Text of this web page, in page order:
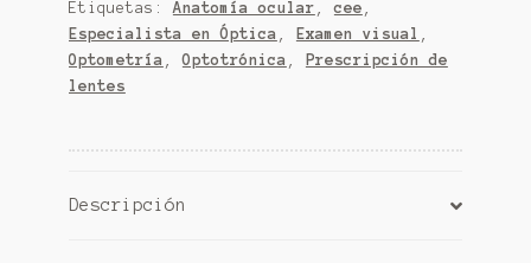
Etiquetas:Anatomía ocular ,cee ,
Especialista en Óptica , Examen visual ,
Optometría ,Optotrónica ,
Prescripción de
lentes
Descripción